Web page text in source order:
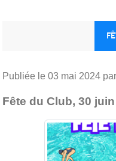
Publiée le 03 mai 2024
Fête du Club, 30